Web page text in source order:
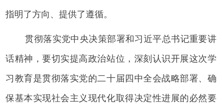
指明了方向、提供了遵循。
贯彻落实党中央决策部署和习近平总书记重要讲
话精神，要切实提高政治站位，深刻认识开展这次学
习教育是贯彻落实党的二十届四中全会战略部署、确
保基本实现社会主义现代化取得决定性进展的必然要